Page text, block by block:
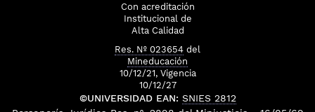
Con acreditación
Institucional de
Alta Calidad
Res. Nº 023654 del
Mineducación
10/12/21, Vigencia
10/12/27
©UNIVERSIDAD EAN: SNIES 2812